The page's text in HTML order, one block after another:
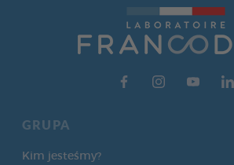
GRUPA
Kim jesteśmy?